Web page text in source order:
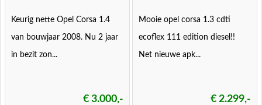
Keurig nette Opel Corsa 1.4
van bouwjaar 2008. Nu 2 jaar
in bezit zon...
€ 3.000,-
Mooie opel corsa 1.3 cdti
ecoflex 111 edition diesel!!
Net nieuwe apk...
€ 2.299,-